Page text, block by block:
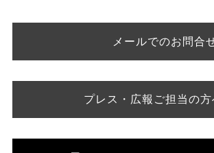
メールでのお問合
プレス・広報ご担当の方